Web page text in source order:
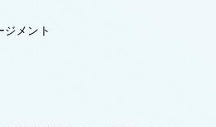
メント